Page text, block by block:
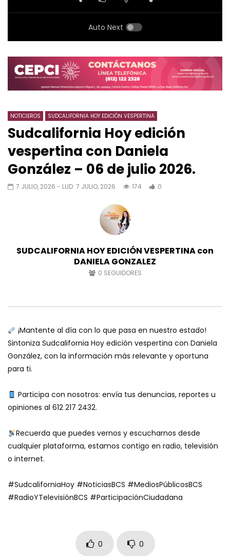
Auto Next
NOTICIEROS SUDCALIFORNIA HOY EDICIÓN VESPERTINA
Sudcalifornia Hoy edición
vespertina con Daniela
González – 06 de julio 2026.
7 JULIO, 2026 - LUD: 7 JULIO, 2026 174 0
SUDCALIFORNIA HOY EDICIÓN VESPERTINA con
DANIELA GONZALEZ
0 SEGUIDORES
¡Mantente al día con lo que pasa en nuestro estado!
Sintoniza Sudcalifornia Hoy edición vespertina con Daniela
González, con la información más relevante y oportuna
para ti.
Participa con nosotros: envía tus denuncias, reportes u
opiniones al 612 217 2432.
Recuerda que puedes vernos y escucharnos desde
cualquier plataforma, estamos contigo en radio, televisión
o internet.
#SudcaliforniaHoy #NoticiasBCS #MediosPúblicosBCS
#RadioYTelevisiónBCS #ParticipaciónCiudadana
0 0